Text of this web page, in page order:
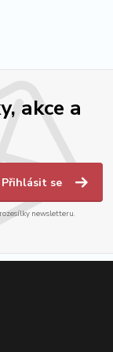
akce a
Přihlásit se
newsletteru.